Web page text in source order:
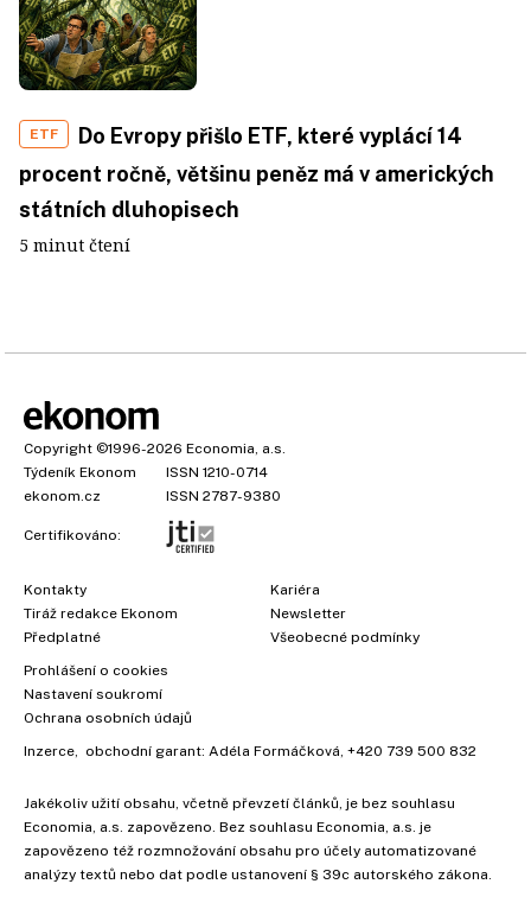
ETF
Do Evropy přišlo ETF, které vyplácí 14
procent ročně, většinu peněz má v amerických
státních dluhopisech
5 minut čtení
Copyright ©1996-2026 Economia, a.s.
Týdeník Ekonom
ISSN 1210-0714
ekonom.cz
ISSN 2787-9380
Certifikováno:
Kontakty
Tiráž redakce Ekonom
Předplatné
Kariéra
Newsletter
Všeobecné podmínky
Prohlášení o cookies
Nastavení soukromí
Ochrana osobních údajů
Inzerce , obchodní garant: Adéla Formáčková +420 739 500 832
Jakékoliv užití obsahu, včetně převzetí článků, je bez souhlasu
Economia, a.s. zapovězeno. Bez souhlasu Economia, a.s. je
zapovězeno též rozmnožování obsahu pro účely automatizované
analýzy textů nebo dat podle ustanovení § 39c autorského zákona.
Vyzkoušejte Ekonom již za